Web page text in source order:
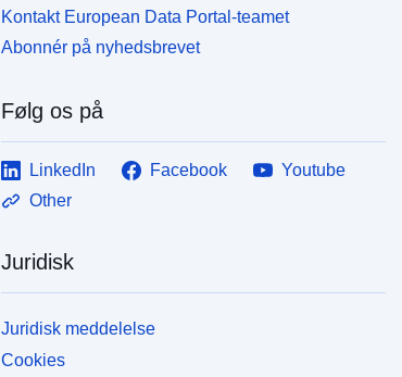
Kontakt European Data Portal-teamet
Abonnér på nyhedsbrevet
Følg os på
LinkedIn Facebook
Youtube
Other
Juridisk
Juridisk meddelelse
Cookies